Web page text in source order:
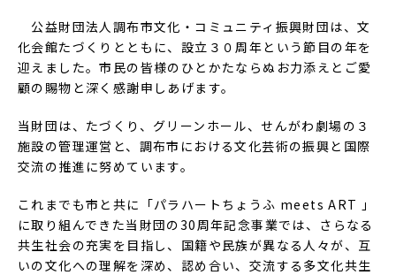
公益財団法人調布市文化・コミュニティ振興財団は、文
化会館たづくりとともに、設立３０周年という節目の年を
迎えました。市民の皆様のひとかたならぬお力添えとご愛
顧の賜物と深く感謝申しあげます。
当財団は、たづくり、グリーンホール、せんがわ劇場の３
施設の管理運営と、調布市における文化芸術の振興と国際
交流の推進に努めています。
これまでも市と共に「パラハートちょうふ meets ART 」
に取り組んできた当財団の30周年記念事業では、さらなる
共生社会の充実を目指し、国籍や民族が異なる人々が、互
いの文化への理解を深め、認め合い、交流する多文化共生